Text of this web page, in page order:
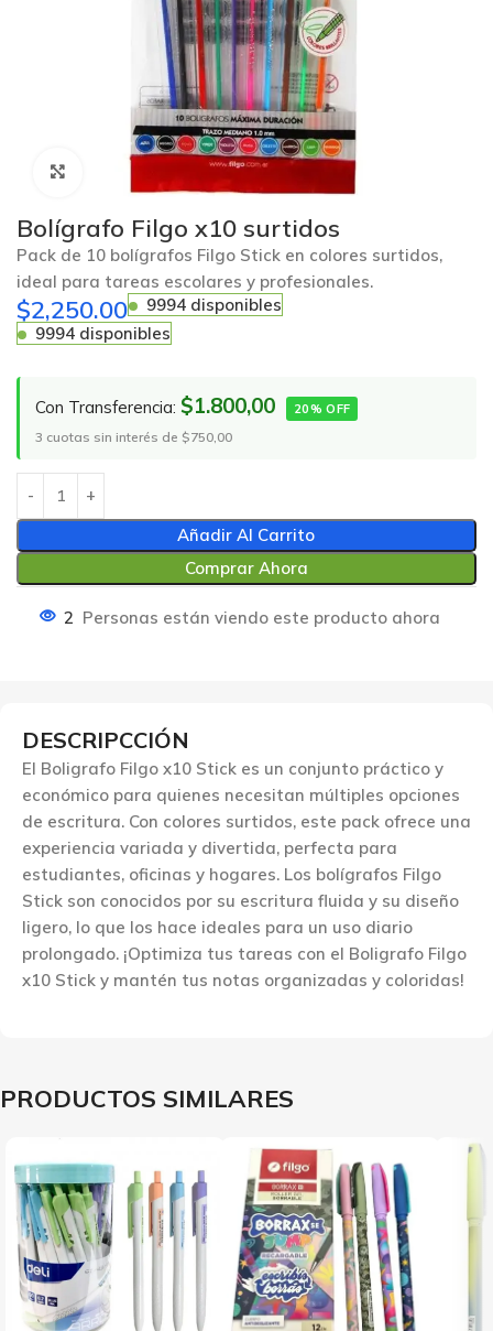
Bolígrafo Filgo x10 surtidos
Pack de 10 bolígrafos Filgo Stick en colores surtidos,
ideal para tareas escolares y profesionales.
$2,250.00
9994 disponibles
9994 disponibles
Con Transferencia: $1.800,00 20% OFF
3 cuotas sin interés de $750,00
Añadir Al Carrito
Comprar Ahora
2 Personas están viendo este producto ahora
DESCRIPCCIÓN
El Boligrafo Filgo x10 Stick es un conjunto práctico y
económico para quienes necesitan múltiples opciones
de escritura. Con colores surtidos, este pack ofrece una
experiencia variada y divertida, perfecta para
estudiantes, oficinas y hogares. Los bolígrafos Filgo
Stick son conocidos por su escritura fluida y su diseño
ligero, lo que los hace ideales para un uso diario
prolongado. ¡Optimiza tus tareas con el Boligrafo Filgo
x10 Stick y mantén tus notas organizadas y coloridas!
PRODUCTOS SIMILARES